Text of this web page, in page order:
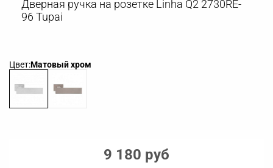
Дверная ручка на розетке Linha Q2 2730RE-
96 Tupai
Цвет:Матовый хром
9 180 руб